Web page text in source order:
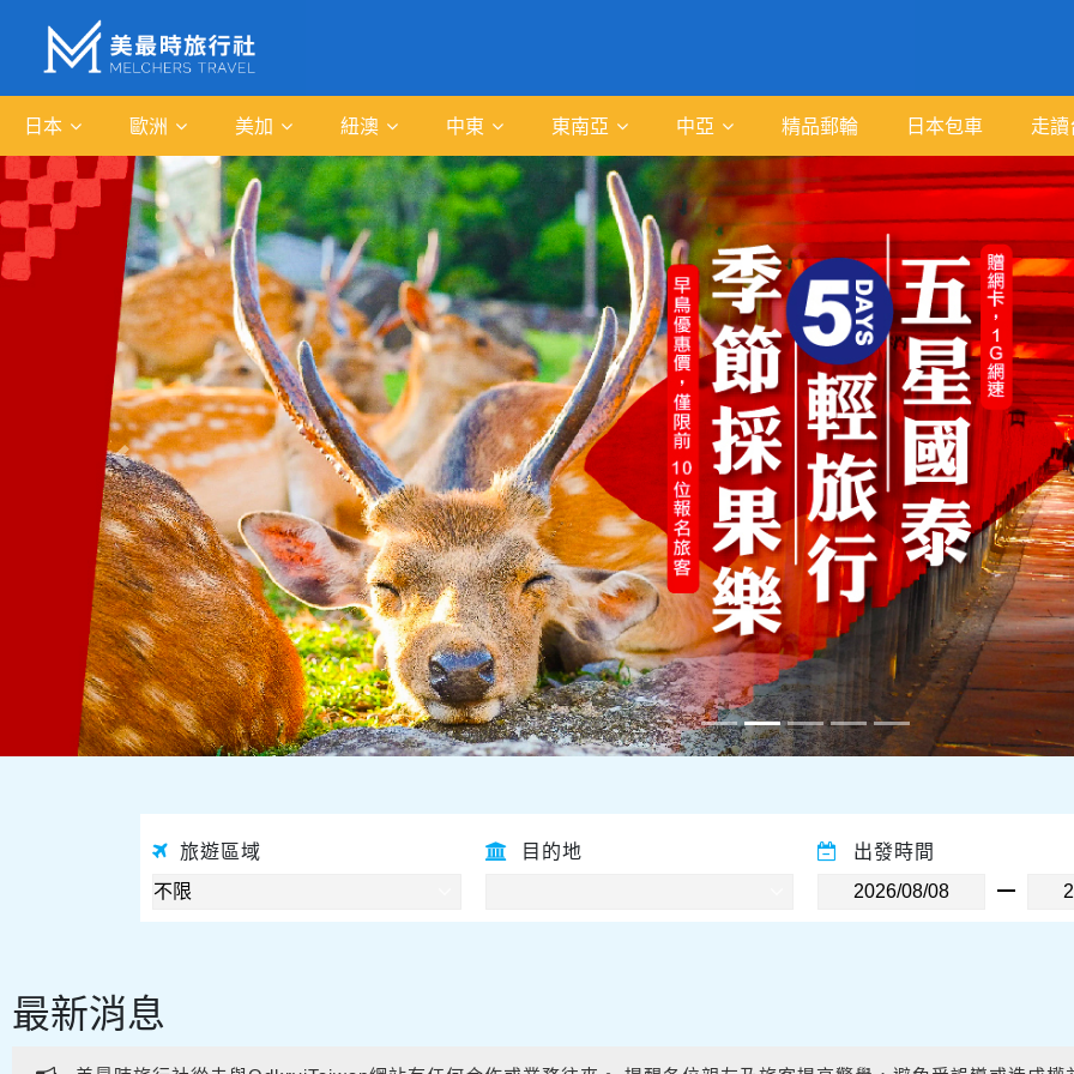
日本 歐洲 美加 紐澳 中東 東南亞 中亞 精品郵輪 日本包車 走
往前
旅遊區域 目的地 出發時間
最新消息